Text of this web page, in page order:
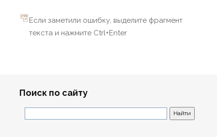
Если заметили ошибку, выделите фрагмент
текста и нажмите Ctrl+Enter
Поиск по сайту